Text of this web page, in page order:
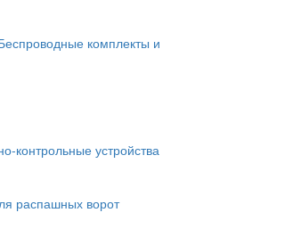
комплекты и
контрольные устройства
распашных ворот